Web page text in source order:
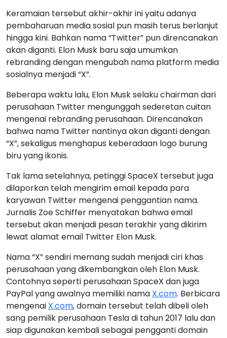
Keramaian tersebut akhir-akhir ini yaitu adanya
pembaharuan media sosial pun masih terus berlanjut
hingga kini. Bahkan nama “Twitter” pun direncanakan
akan diganti. Elon Musk baru saja umumkan
rebranding dengan mengubah nama platform media
sosialnya menjadi “X”.
Beberapa waktu lalu, Elon Musk selaku chairman dari
perusahaan Twitter mengunggah sederetan cuitan
mengenai rebranding perusahaan. Direncanakan
bahwa nama Twitter nantinya akan diganti dengan
“X”, sekaligus menghapus keberadaan logo burung
biru yang ikonis.
Tak lama setelahnya, petinggi SpaceX tersebut juga
dilaporkan telah mengirim email kepada para
karyawan Twitter mengenai penggantian nama.
Jurnalis Zoe Schiffer menyatakan bahwa email
tersebut akan menjadi pesan terakhir yang dikirim
lewat alamat email Twitter Elon Musk.
Nama “X” sendiri memang sudah menjadi ciri khas
perusahaan yang dikembangkan oleh Elon Musk.
Contohnya seperti perusahaan SpaceX dan juga
PayPal yang awalnya memiliki nama X.com. Berbicara
mengenai X.com, domain tersebut telah dibeli oleh
sang pemilik perusahaan Tesla di tahun 2017 lalu dan
siap digunakan kembali sebagai pengganti domain